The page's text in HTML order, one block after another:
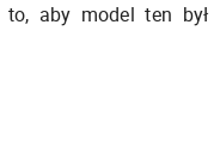
aby model ten był